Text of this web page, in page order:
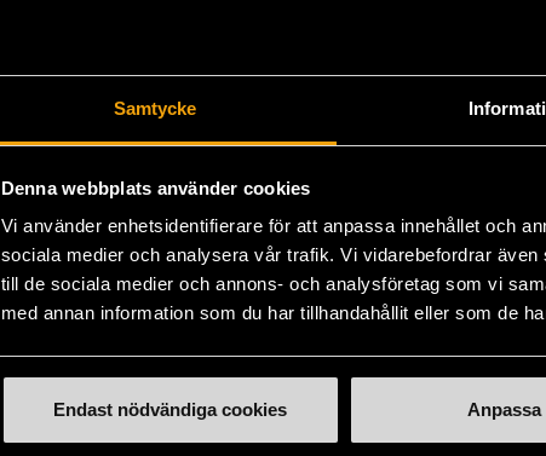
Samtycke
Denna webbplats använder cookies
Vi använder enhetsidentifierare för att anpassa innehållet och
sociala medier och analysera vår trafik. Vi vidarebefordrar
till de sociala medier och annons- och analysföretag som vi
med annan information som du har tillhandahållit eller som de
Endast nödvändiga cookies Anpassa
230
Hemlig Tisdag är kvällen där du inte
bra. 2–4 akter. Allt hemligt. Musik,
något helt annat. Vem som helst. Vad
händer. Serveringen är öppen från